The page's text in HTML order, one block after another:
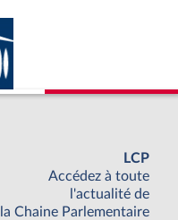
LCP
Accédez à toute
l'actualité de
la Chaine Parlementaire